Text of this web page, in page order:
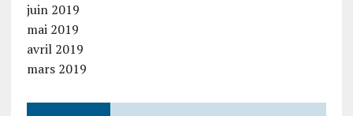
juin 2019
mai 2019
avril 2019
mars 2019